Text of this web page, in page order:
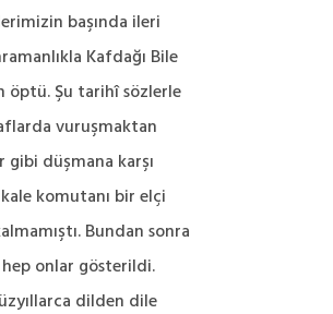
başında ileri
Kafdağı Bile
öptü. Şu tarihî sözlerle
vuruşmaktan
gibi düşmana karşı
komutanı bir elçi
Bundan sonra
hep onlar gösterildi.
dilden dile